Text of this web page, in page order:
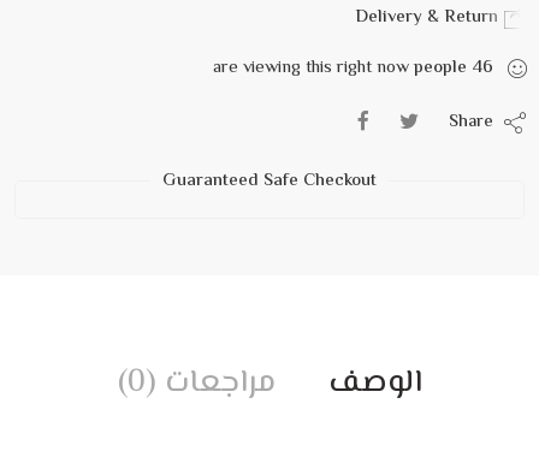
46
people
Guaranteed Safe Checkout
الوصف مراجعات (0)